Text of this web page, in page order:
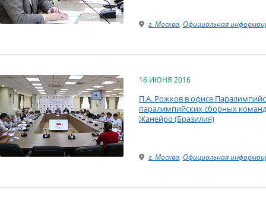
г. Москва, Официальная
16 ИЮНЯ 2016
П.А. Рожков в офисе
паралимпийских сборных команд
Жанейро (Бразилия)
г. Москва, Официальная